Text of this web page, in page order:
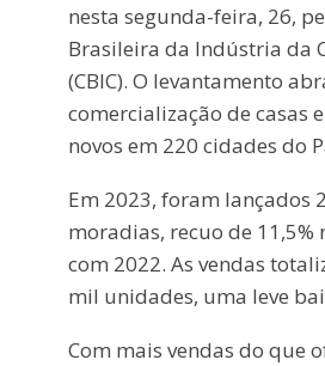
nesta segunda-feira, 26,
Brasileira da Indústria da
(CBIC). O levantamento
comercialização de casas
novos em 220 cidades do
Em 2023, foram lançados
moradias, recuo de 11,5%
com 2022. As vendas
mil unidades, uma leve
Com mais vendas do que